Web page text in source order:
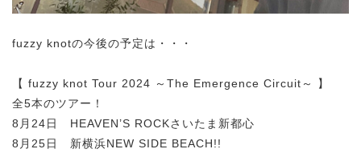
fuzzy knotの今後の予定は・・・
【 fuzzy knot Tour 2024 ～The Emergence Circuit～ 】
全5本のツアー！
8月24日 HEAVEN’S ROCKさいたま新都心
8月25日 新横浜NEW SIDE BEACH!!